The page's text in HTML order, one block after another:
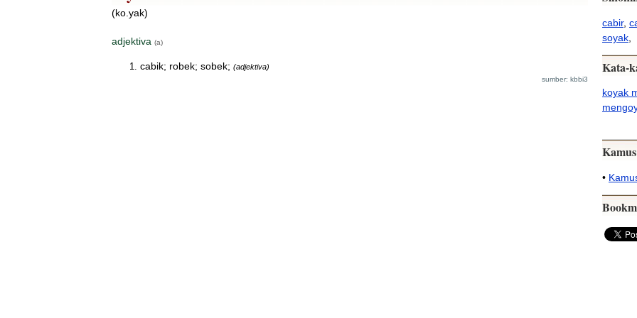
(ko.yak)
adjektiva (a)
cabik; robek; sobek; (adjektiva)
sumber: kbbi3
cabir,
soyak
Kata-
koyak
•